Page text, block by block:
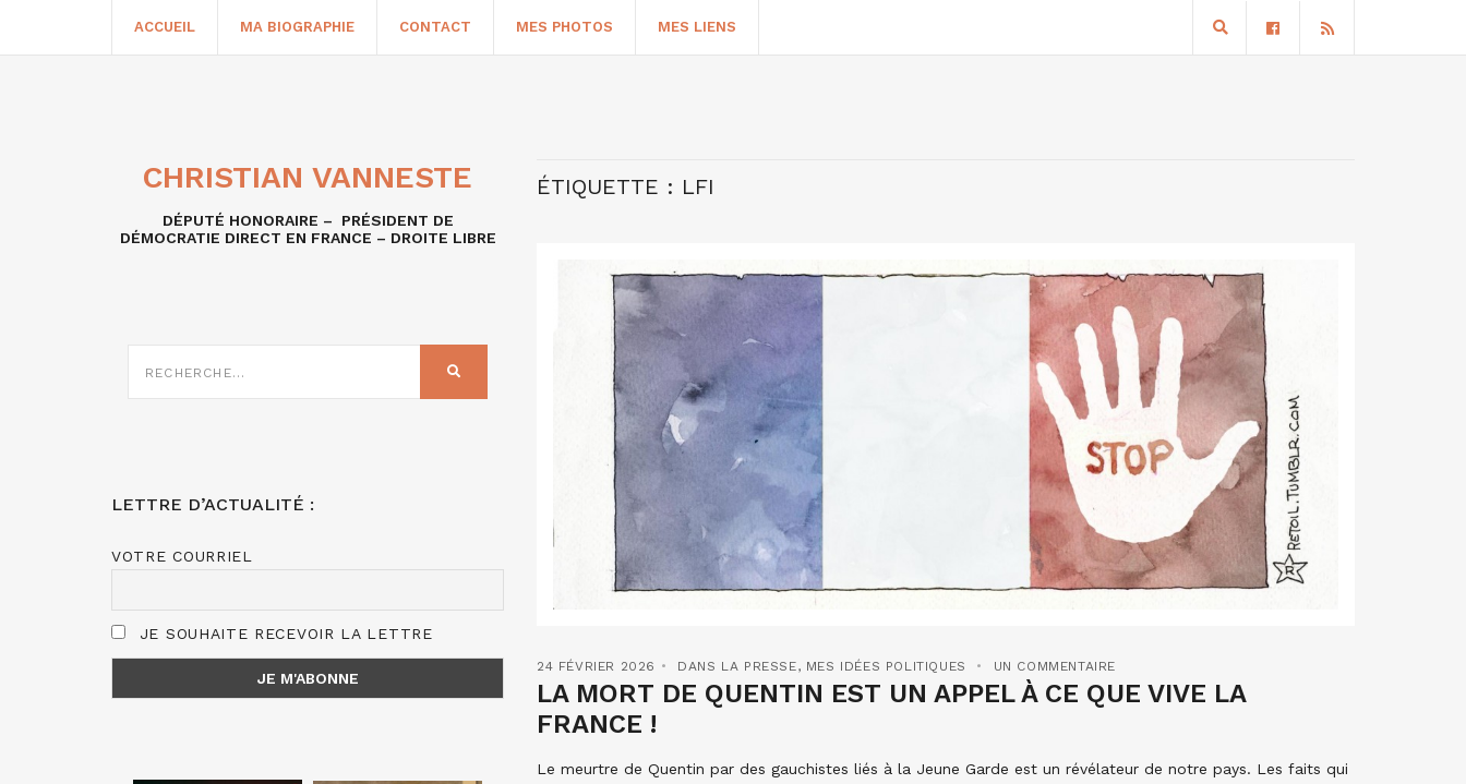
ACCUEIL MA BIOGRAPHIE CONTACT MES PHOTOS MES LIENS
ÉTIQUETTE : LFI
24 FÉVRIER 2026 DANS LA PRESSE, MES IDÉES POLITIQUES UN COMMENTAIRE
LA MORT DE QUENTIN EST UN APPEL À CE QUE VIVE LA
FRANCE !
Le meurtre de Quentin par des gauchistes liés à la Jeune Garde est un révélateur de notre pays. Les faits qui
CHRISTIAN VANNESTE
DÉPUTÉ HONORAIRE – PRÉSIDENT DE
DÉMOCRATIE DIRECT EN FRANCE – DROITE LIBRE
SUR
LETTRE D’ACTUALITÉ :
VOTRE COURRIEL
JE SOUHAITE RECEVOIR LA LETTRE